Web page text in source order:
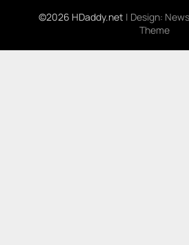
©2026 HDaddy.net | Design:
Theme